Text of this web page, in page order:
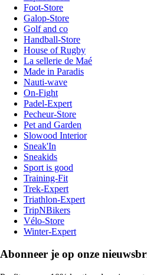
Foot-Store
Galop-Store
Golf and co
Handball-Store
House of Rugby
La sellerie de Maé
Made in Paradis
Nauti-wave
On-Fight
Padel-Expert
Pecheur-Store
Pet and Garden
Slowood Interior
Sneak'In
Sneakids
Sport is good
Training-Fit
Trek-Expert
Triathlon-Expert
TripNBikers
Vélo-Store
Winter-Expert
Abonneer je op onze